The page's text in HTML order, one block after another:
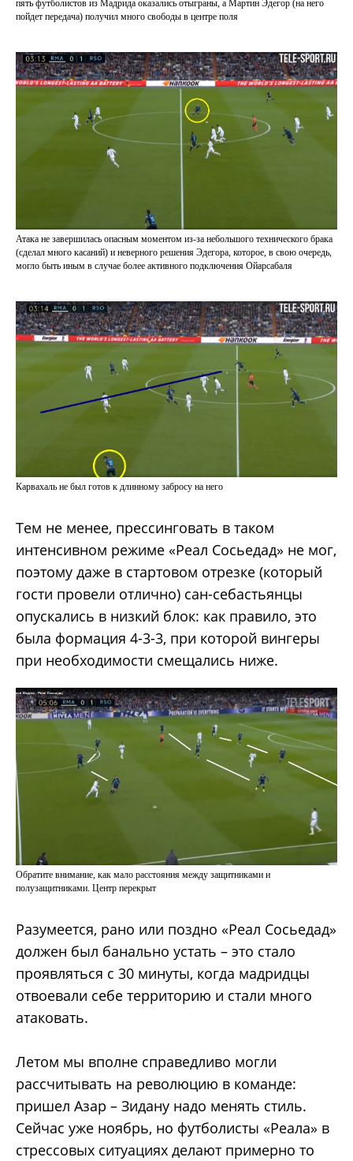
пять футболистов из Мадрида оказались отыграны, а Мартин Эдегор (на него
пойдет передача) получил много свободы в центре поля
Атака не завершилась опасным моментом из-за небольшого технического брака
(сделал много касаний) и неверного решения Эдегора, которое, в свою очередь,
могло быть иным в случае более активного подключения Ойарсабаля
Карвахаль не был готов к длинному забросу на него
Тем не менее, прессинговать в таком
интенсивном режиме «Реал Сосьедад» не мог,
поэтому даже в стартовом отрезке (который
гости провели отлично) сан-себастьянцы
опускались в низкий блок: как правило, это
была формация 4-3-3, при которой вингеры
при необходимости смещались ниже.
Обратите внимание, как мало расстояния между защитниками и
полузащитниками. Центр перекрыт
Разумеется, рано или поздно «Реал Сосьедад»
должен был банально устать – это стало
проявляться с 30 минуты, когда мадридцы
отвоевали себе территорию и стали много
атаковать.
Летом мы вполне справедливо могли
рассчитывать на революцию в команде:
пришел Азар – Зидану надо менять стиль.
Сейчас уже ноябрь, но футболисты «Реала» в
стрессовых ситуациях делают примерно то